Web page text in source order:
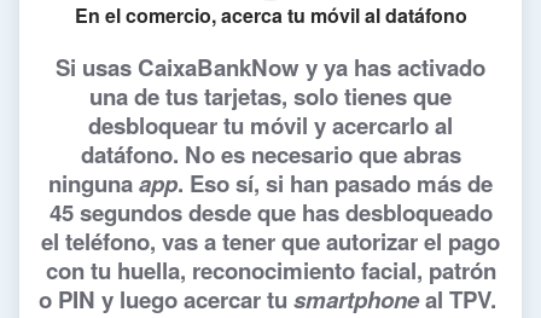
En el comercio, acerca tu móvil al datáfono
Si usas CaixaBankNow y ya has activado
una de tus tarjetas, solo tienes que
desbloquear tu móvil y acercarlo al
datáfono. No es necesario que abras
ningunaapp. Eso sí, si han pasado más de
45 segundos desde que has desbloqueado
el teléfono, vas a tener que autorizar el pago
con tu huella, reconocimiento facial, patrón
o PIN y luego acercar tu smartphoneal TPV.